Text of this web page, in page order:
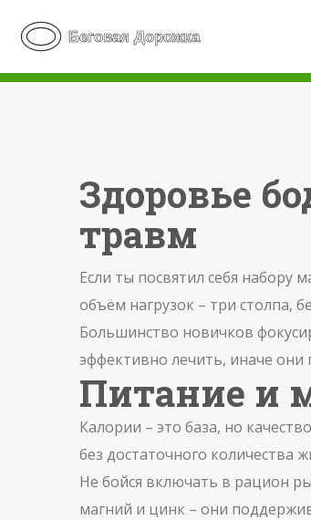
Здоровье
травм
Если ты посвятил себя набору
объём нагрузок – три столпа,
Большинство новичков
эффективно лечить, иначе
Питание и
Калории – это база, но
без достаточного количества
Не бойся включать в рацион
магний и цинк – они